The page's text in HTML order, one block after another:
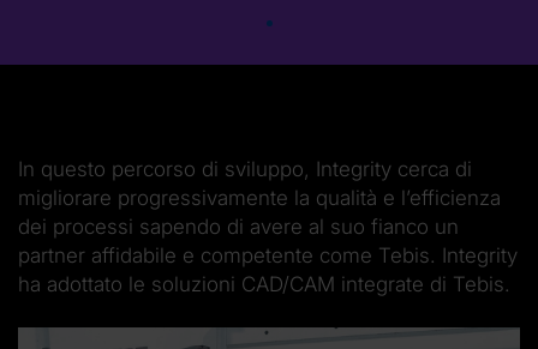
In questo percorso di sviluppo, Integrity cerca di
migliorare progressivamente la qualità e l’efficienza
dei processi sapendo di avere al suo fianco un
partner affidabile e competente come Tebis. Integrity
ha adottato le soluzioni CAD/CAM integrate di Tebis.